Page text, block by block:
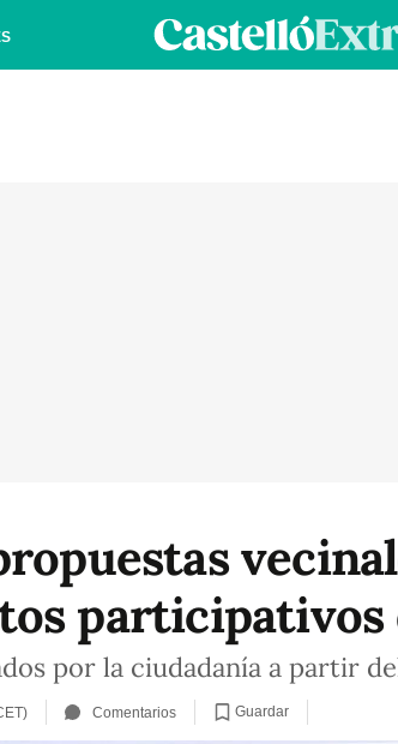
participativos
por la ciudadanía a partir
Comentarios Guardar